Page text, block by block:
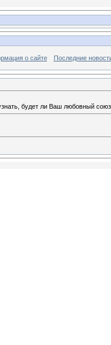
о сайте Последние
будет ли Ваш любовный